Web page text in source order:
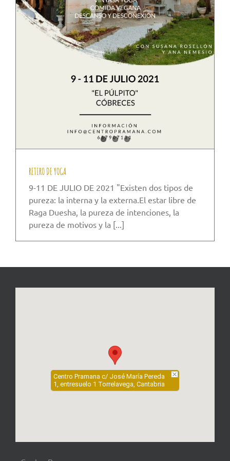
RETIRO DE YOGA
9-11 DE JULIO DE 2021 "Existen dos tipos de
pureza: la interna y la externa.El estar libre de
Raga Duesha, la pureza de intenciones, la
pureza de motivos y la [...]
Centro Pramana c/ José María Pereda
1, entresuelo 1 Torrelavega, Cantabria